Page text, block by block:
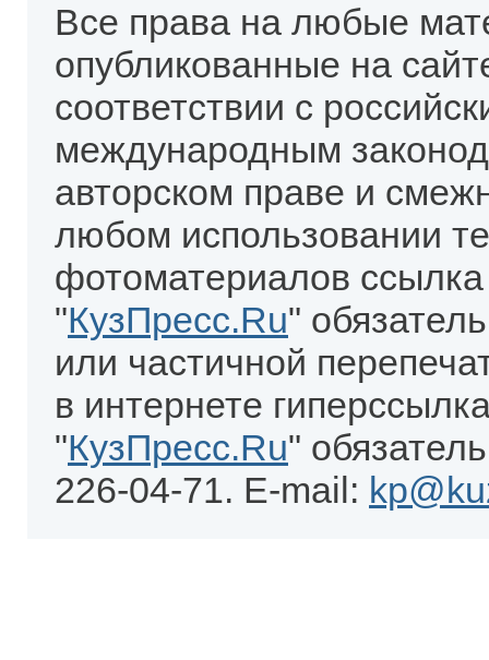
Все права на любые
опубликованные на
соответствии с
международным
авторском праве и
любом использовании
фотоматериалов
"КузПресс.Ru"
или частичной
в интернете
"КузПресс.Ru"
226-04-71. E-mail: